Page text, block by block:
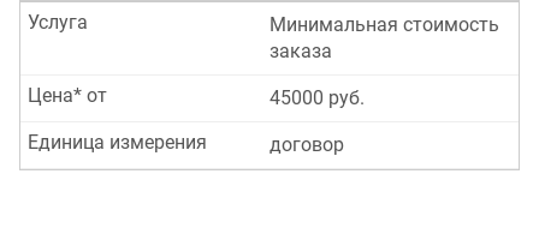
Минимальная стоимость
заказа
Услуга
45000 руб.
Цена* от
договор
Единица измерения